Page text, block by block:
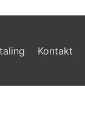
Kontakt